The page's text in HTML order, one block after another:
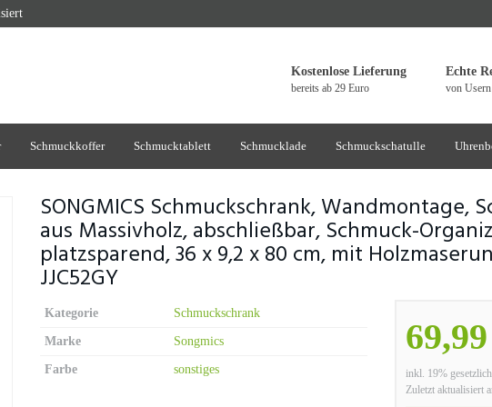
Kostenlose Lieferung
bereits ab 29 Euro
Echte
von Usern
Schmuckkoffer Schmucktablett Schmucklade Schmuckschatulle
SONGMICS Schmuckschrank, Wandmontage,
aus Massivholz, abschließbar, Schmuck-
platzsparend, 36 x 9,2 x 80 cm, mit
JJC52GY
inkl. 19%
Zuletzt aktualisiert
Kategorie Schmuckschrank
Marke Songmics
Farbe sonstiges